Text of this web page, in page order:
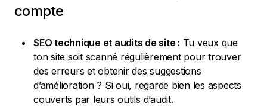
compte
SEO technique et audits de site : Tu veux que
ton site soit scanné régulièrement pour trouver
des erreurs et obtenir des suggestions
d’amélioration ? Si oui, regarde bien les aspects
couverts par leurs outils d’audit.